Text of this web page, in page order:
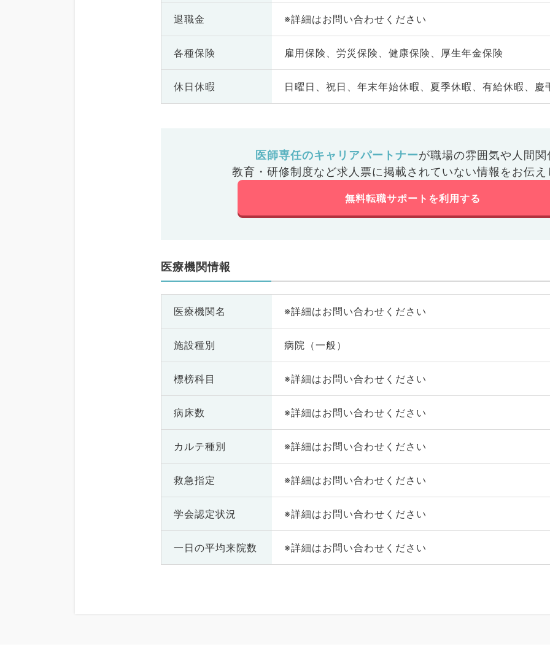
退職金 ※詳細はお問い合わせください
各種保険 雇用保険、労災保険、健康保険、厚生年金保険
休日休暇 日曜日、祝日、年末年始休暇、夏季休暇、有給休暇、慶
医師専任のキャリアパートナーが職場の雰囲気や人間関
教育・研修制度など求人票に掲載されていない情報をお伝え
無料転職サポートを利用する
医療機関情報
医療機関名 ※詳細はお問い合わせください
施設種別 病院（一般）
標榜科目 ※詳細はお問い合わせください
病床数 ※詳細はお問い合わせください
カルテ種別 ※詳細はお問い合わせください
救急指定 ※詳細はお問い合わせください
学会認定状況 ※詳細はお問い合わせください
一日の平均来院数 ※詳細はお問い合わせください